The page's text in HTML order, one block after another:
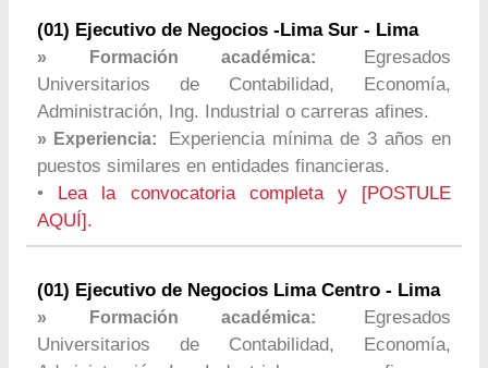
(01) Ejecutivo de Negocios -Lima Sur - Lima
» Formación académica:
Egresados
Universitarios de Contabilidad, Economía,
Administración, Ing. Industrial o carreras afines.
» Experiencia:
Experiencia mínima de 3 años en
puestos similares en entidades financieras.
•
Lea la convocatoria completa y [POSTULE
AQUÍ].
(01) Ejecutivo de Negocios Lima Centro - Lima
» Formación académica:
Egresados
Universitarios de Contabilidad, Economía,